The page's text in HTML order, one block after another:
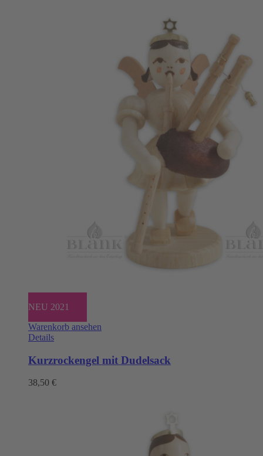
NEU 2021
Warenkorb ansehen
Details
Kurzrockengel mit Dudelsack
38,50 €